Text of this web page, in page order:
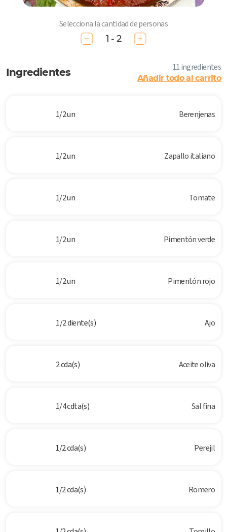
Selecciona la cantidad de personas
1 - 2
Ingredientes 11 ingredientes
Añadir todo al carrito
1/2 un Berenjenas
1/2 un Zapallo italiano
1/2 un Tomate
1/2 un Pimentón verde
1/2 un Pimentón rojo
1/2 diente(s) Ajo
2 cda(s) Aceite oliva
1/4 cdta(s) Sal fina
1/2 cda(s) Perejil
1/2 cda(s) Romero